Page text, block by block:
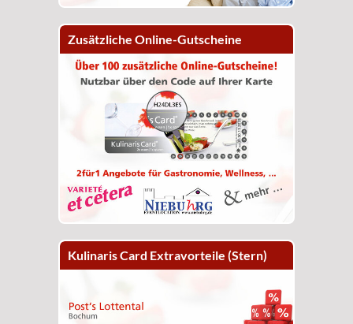
Zusätzliche Online-Gutscheine
Kulinaris Card Extravorteile (Stern)